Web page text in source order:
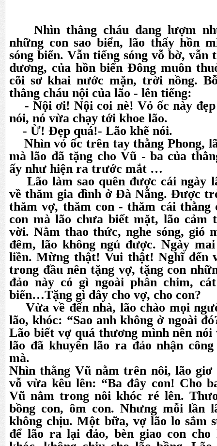
Nhìn thằng cháu đang lượm
những con sao biển, lão thấy hồn
sóng biển. Vẫn tiếng sóng vỗ bờ, vẫn
dương, của hồn biển Đông muôn
cõi sơ khai nước mặn, trời nồng.
thằng cháu nội của lão - lên tiếng:
- Nội ơi! Nội coi nè! Vỏ ốc này
nói, nó vừa chạy tới khoe lão.
- Ừ! Đẹp quá!- Lão khẽ nói.
Nhìn vỏ ốc trên tay thằng Phong,
mà lão đã tặng cho Vũ - ba của
ấy như hiện ra trước mắt …
Lão làm sao quên được cái ngày
về thăm gia đình ở Đà Nẵng. Được
thăm vợ, thăm con - thăm cái thằng
con mà lão chưa biết mặt, lão cảm
vời. Nằm thao thức, nghe sóng, gió
đêm, lão không ngủ được. Ngày
liền. Mừng thật! Vui thật! Nghĩ đến
trong đầu nên tặng vợ, tặng con
đảo này có gì ngoài phân chim,
biển…Tặng gì đây cho vợ, cho con?
Vừa về đến nhà, lão chào mọi
lão, khóc: “Sao anh không ở ngoài
Lão biết vợ quá thương mình nên
lão đã khuyên lão ra đảo nhận
mà.
Nhìn thằng Vũ nằm trên nôi, lão
vỗ vừa kêu lên: “Ba đây con! Cho
Vũ nằm trong nôi khóc ré lên.
bồng con, ôm con. Nhưng mỗi lần
không chịu. Một bữa, vợ lão lo sắm
để lão ra lại đảo, bèn giao con